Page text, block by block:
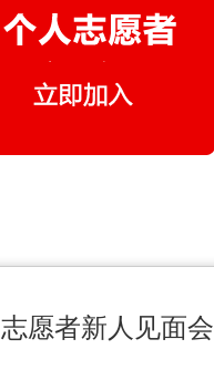
志愿者新人见面会